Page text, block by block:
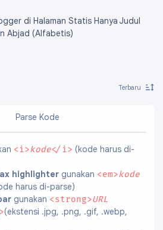
di Halaman Statis Hanya Judul
Abjad (Alfabetis)
Parse Kode
<i>kode</i> (kode harus di-
highlightergunakan <em>kode
harus di-parse)
gunakan <strong>URL
(ekstensi .jpg, .png, .gif, .webp,